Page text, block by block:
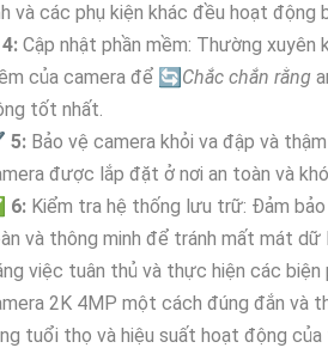
và các phụ kiện khác đều hoạt động
4: Cập nhật phần mềm: Thường xuyên
của camera để 🔄 Chắc chắn rằng
tốt nhất.
5: Bảo vệ camera khỏi va đập và
được lắp đặt ở nơi an toàn và
6: Kiểm tra hệ thống lưu trữ: Đảm
và thông minh để tránh mất mát dữ
việc tuân thủ và thực hiện các biện
2K 4MP một cách đúng đắn và
tuổi thọ và hiệu suất hoạt động